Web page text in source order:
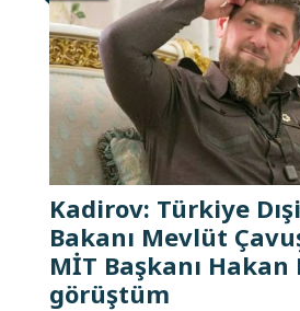
Kadirov: Türkiye
Bakanı Mevlüt
MİT Başkanı
görüştüm